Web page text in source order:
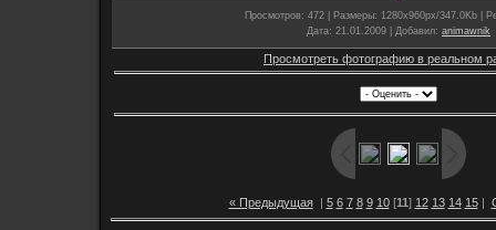
Просмотров: 472 | Размеры: 1280x960px/347.0Kb |
Дата: 21.01.2009 | Добавил: animawnik
Просмотреть фотографию в реальном
« Предыдущая| 5 6 7 8 9 10[11] 12 13 14 15|